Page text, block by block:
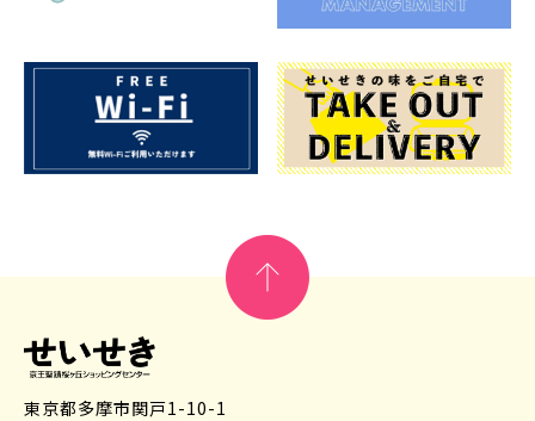
東京都多摩市関戸1-10-1